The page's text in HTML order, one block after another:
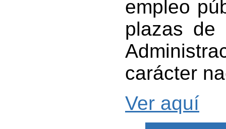
empleo
plazas de
carácter
Ver aquí